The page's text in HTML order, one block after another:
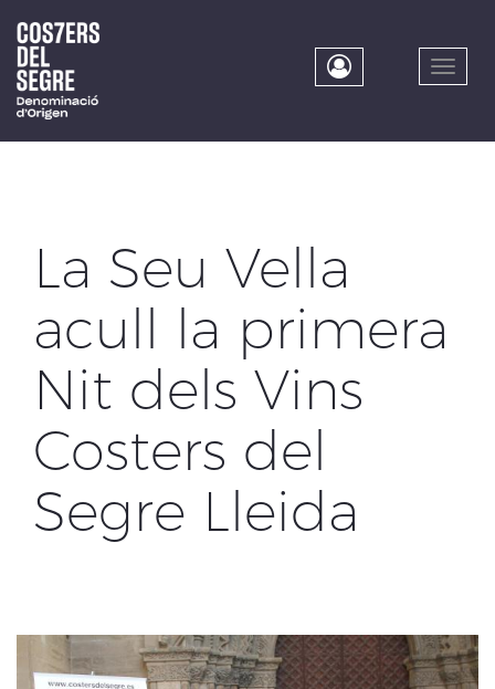
main
content
Toggle
La Seu Vella
acull la primera
Nit dels Vins
Costers del
Segre Lleida